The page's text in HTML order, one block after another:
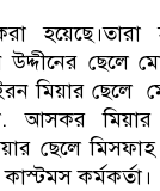
হয়েছে।তারা
ছেলে
মিয়ার ছেলে
আসকর মিয়ার
ছেলে মিসফাহ
কর্মকর্তা।